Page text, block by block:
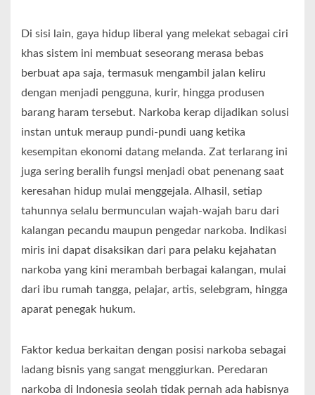
Di sisi lain, gaya hidup liberal yang melekat sebagai ciri
khas sistem ini membuat seseorang merasa bebas
berbuat apa saja, termasuk mengambil jalan keliru
dengan menjadi pengguna, kurir, hingga produsen
barang haram tersebut. Narkoba kerap dijadikan solusi
instan untuk meraup pundi-pundi uang ketika
kesempitan ekonomi datang melanda. Zat terlarang ini
juga sering beralih fungsi menjadi obat penenang saat
keresahan hidup mulai menggejala. Alhasil, setiap
tahunnya selalu bermunculan wajah-wajah baru dari
kalangan pecandu maupun pengedar narkoba. Indikasi
miris ini dapat disaksikan dari para pelaku kejahatan
narkoba yang kini merambah berbagai kalangan, mulai
dari ibu rumah tangga, pelajar, artis, selebgram, hingga
aparat penegak hukum.
Faktor kedua berkaitan dengan posisi narkoba sebagai
ladang bisnis yang sangat menggiurkan. Peredaran
narkoba di Indonesia seolah tidak pernah ada habisnya